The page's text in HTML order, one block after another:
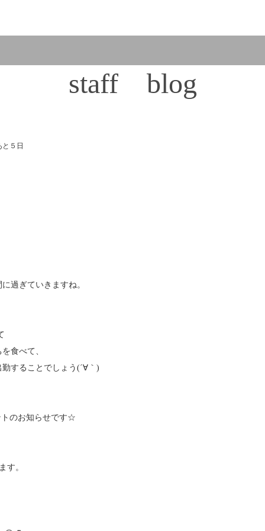
staff blog
５日
過ぎていきますね。
食べて、
することでしょう(´∀｀)
トのお知らせです☆
す。